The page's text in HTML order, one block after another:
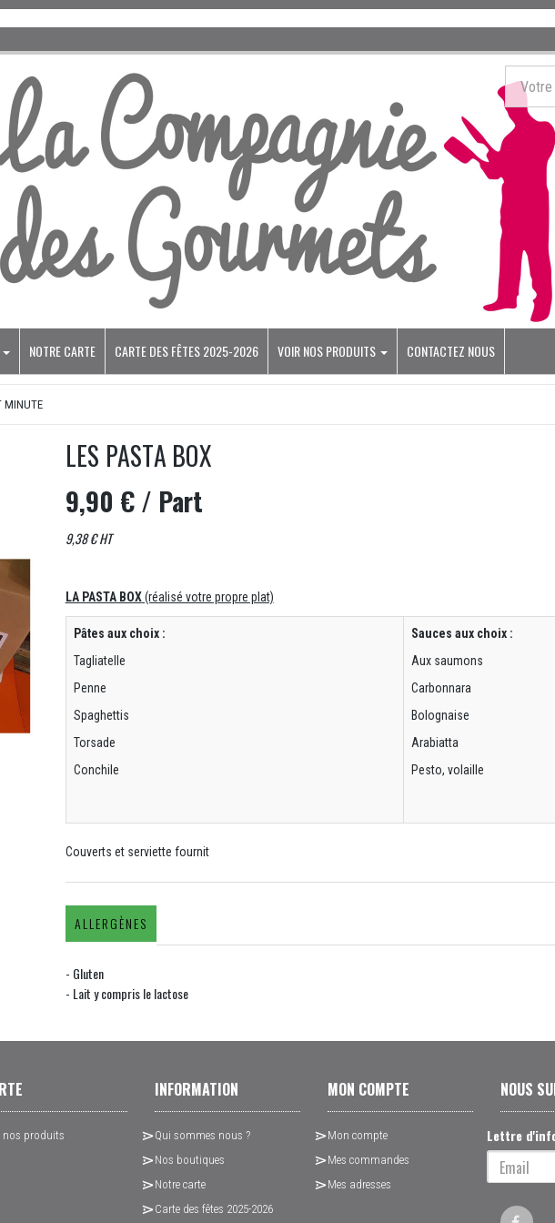
NOTRE CARTE CARTE DES FÊTES 2025-2026 VOIR NOS PRODUITS CONTACTEZ NOUS
MINUTE
LES PASTA BOX
9,90 €/ Part
9,38 € HT
LA PASTA BOX(réalisé votre propre plat)
Pâtes aux choix :
Tagliatelle
Penne
Spaghettis
Torsade
Conchile
Sauces aux choix :
Aux saumons
Carbonnara
Bolognaise
Arabiatta
Pesto, volaille
Couverts et serviette fournit
ALLERGÈNES
- Gluten
- Lait y compris le lactose
nos produits
INFORMATION
Qui sommes nous ?
Nos boutiques
Notre carte
Carte des fêtes 2025-2026
MON COMPTE
Mon compte
Mes commandes
Mes adresses
NOUS
Lettre